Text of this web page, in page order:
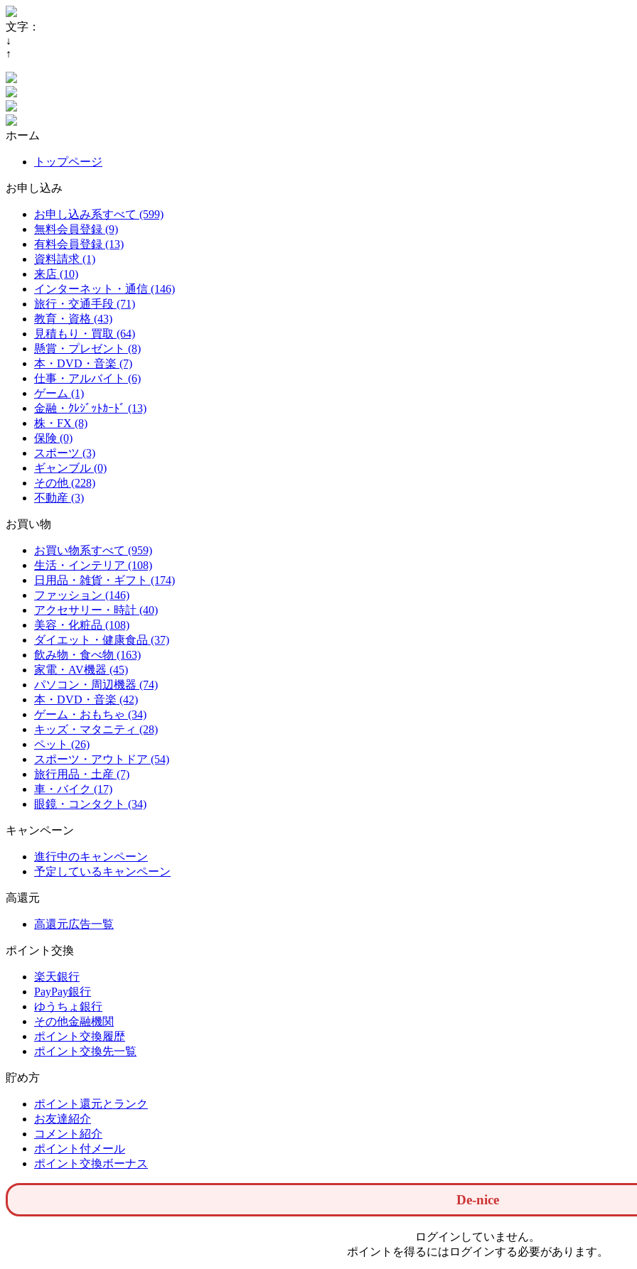
文字：
↓
↑
ホーム
トップページ
お申し込み
お申し込み系すべて (599)
無料会員登録 (9)
有料会員登録 (13)
資料請求 (1)
来店 (10)
インターネット・通信 (146)
旅行・交通手段 (71)
教育・資格 (43)
見積もり・買取 (64)
懸賞・プレゼント (8)
本・DVD・音楽 (7)
仕事・アルバイト (6)
ゲーム (1)
金融・ｸﾚｼﾞｯﾄｶｰﾄﾞ (13)
株・FX (8)
保険 (0)
スポーツ (3)
ギャンブル (0)
その他 (228)
不動産 (3)
お買い物
お買い物系すべて (959)
生活・インテリア (108)
日用品・雑貨・ギフト (174)
ファッション (146)
アクセサリー・時計 (40)
美容・化粧品 (108)
ダイエット・健康食品 (37)
飲み物・食べ物 (163)
家電・AV機器 (45)
パソコン・周辺機器 (74)
本・DVD・音楽 (42)
ゲーム・おもちゃ (34)
キッズ・マタニティ (28)
ペット (26)
スポーツ・アウトドア (54)
旅行用品・土産 (7)
車・バイク (17)
眼鏡・コンタクト (34)
キャンペーン
進行中のキャンペーン
予定しているキャンペーン
高還元
高還元広告一覧
ポイント交換
楽天銀行
PayPay銀行
ゆうちょ銀行
その他金融機関
ポイント交換履歴
ポイント交換先一覧
貯め方
ポイント還元とランク
お友達紹介
コメント紹介
ポイント付メール
ポイント交換ボーナス
De-nice
ログインしていません。
ポイントを得るにはログインする必要があります。